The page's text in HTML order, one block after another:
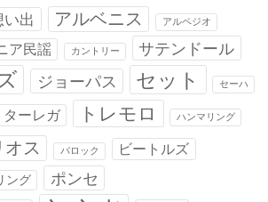
出 アルベニス アルペジオ
ア民謡 カントリー
サテンドール
ジョーパス セット セーハ
ターレガ トレモロ ハンマリング
オス バロック ビートルズ
ング ポンセ